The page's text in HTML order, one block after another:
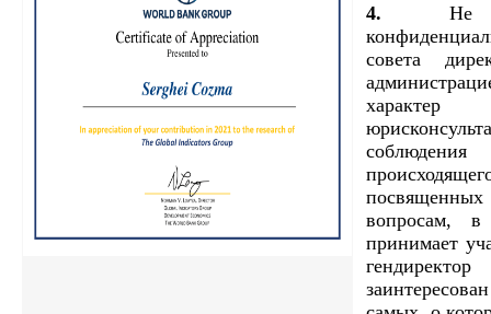
4. Не
совета
характер
вопросам, в
принимает